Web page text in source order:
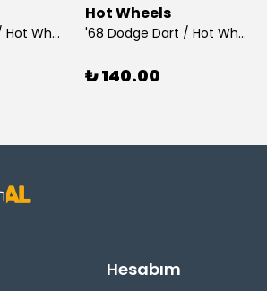
'64 Dodge 330 / Hot Wheels
Hot Wheels
'68 Dodge Dart / Hot Wheels
₺ 140.00
Hesabım